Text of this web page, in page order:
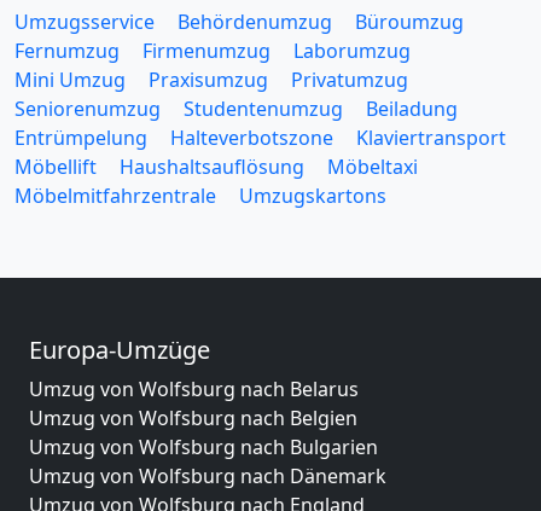
Umzugsservice Behördenumzug
Büroumzug
Fernumzug
Firmenumzug
Laborumzug
Mini Umzug
Praxisumzug
Privatumzug
Seniorenumzug
Studentenumzug
Beiladung
Entrümpelung
Halteverbotszone
Klaviertransport
Möbellift
Haushaltsauflösung
Möbeltaxi
Möbelmitfahrzentrale
Umzugskartons
Europa-Umzüge
Umzug von Wolfsburg nach Belarus
Umzug von Wolfsburg nach Belgien
Umzug von Wolfsburg nach Bulgarien
Umzug von Wolfsburg nach Dänemark
Umzug von Wolfsburg nach England